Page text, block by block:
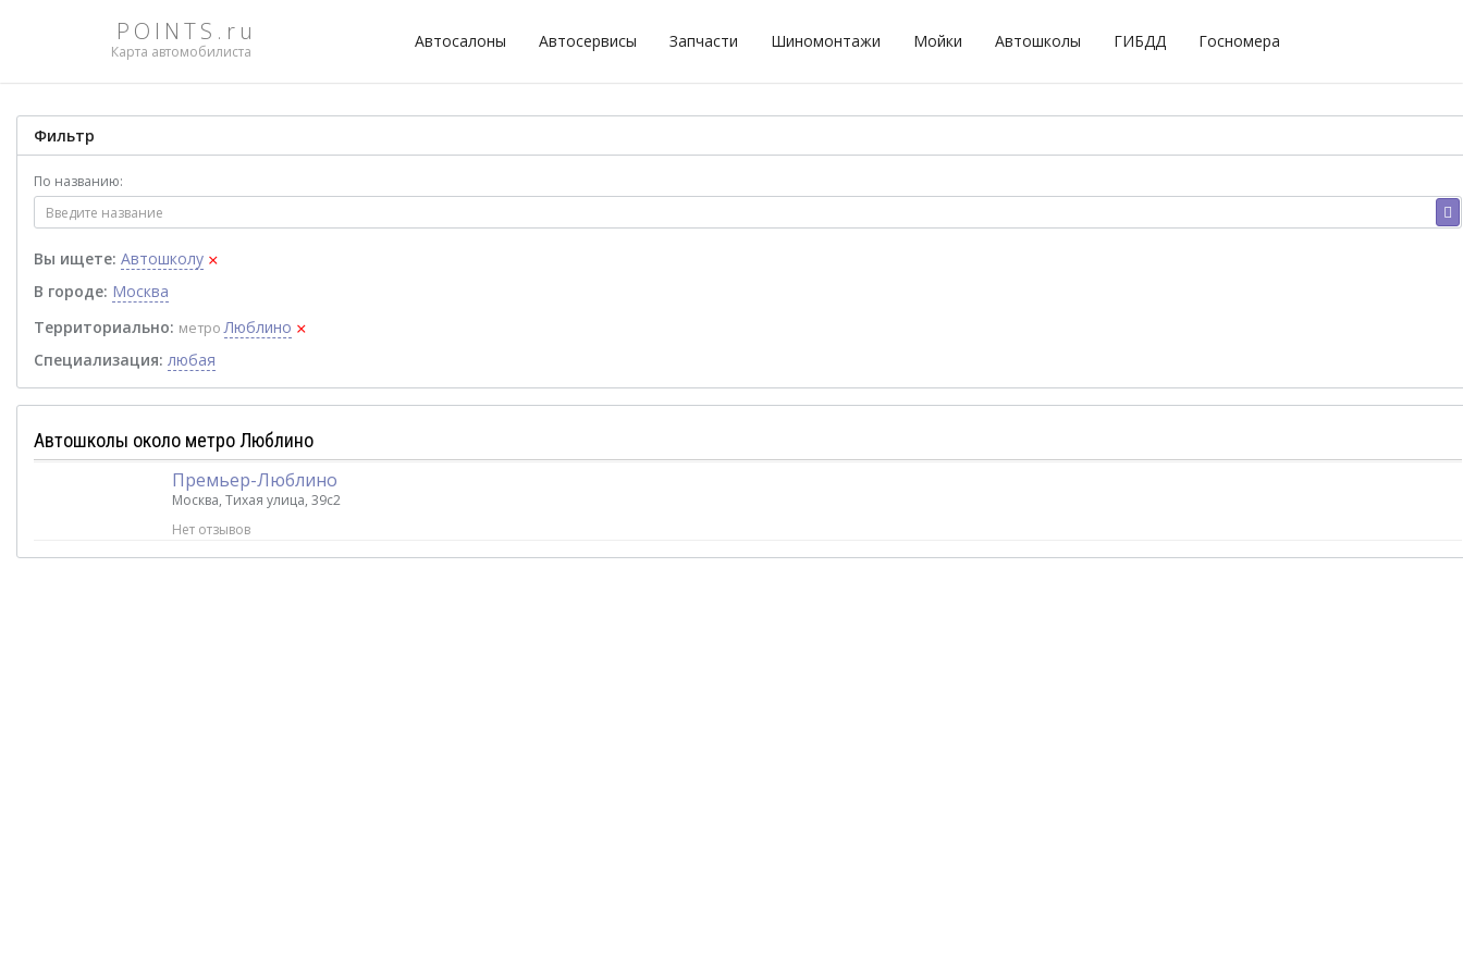
POINTS.ru
Карта автомобилиста
Автосалоны Автосервисы Запчасти Шиномонтажи Мойки Автошколы ГИБДД Госномера
Фильтр
По названию:
Вы ищете: Автошколу ×
В городе: Москва
Территориально: метроЛюблино ×
Специализация: любая
Автошколы около метро Люблино
Премьер-Люблино
Москва, Тихая улица, 39с2
Нет отзывов